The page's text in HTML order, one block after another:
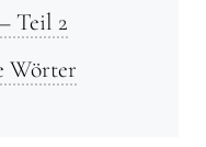
Teil 2
Wörter